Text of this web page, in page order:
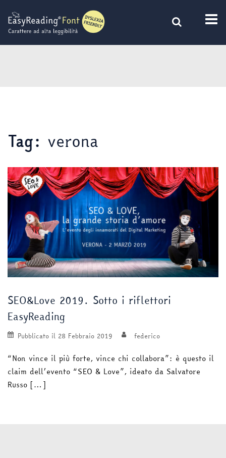
contenuto
Tag: verona
SEO&Love 2019. Sotto i riflettori
EasyReading
Pubblicato il 28 Febbraio 2019 federico
“Non vince il più forte, vince chi collabora”: è questo il
claim dell’evento “SEO & Love”, ideato da Salvatore
Russo […]